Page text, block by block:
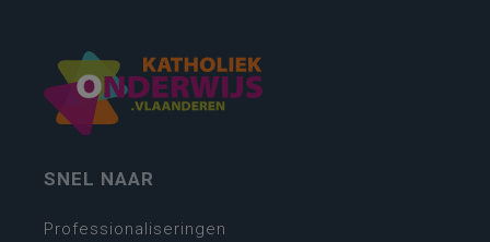
SNEL NAAR
Professionaliseringen